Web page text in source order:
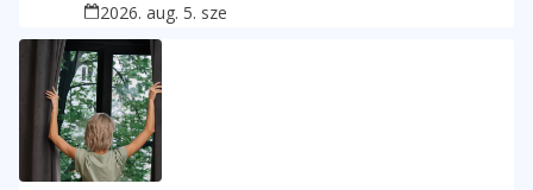
2026. aug. 5. sze